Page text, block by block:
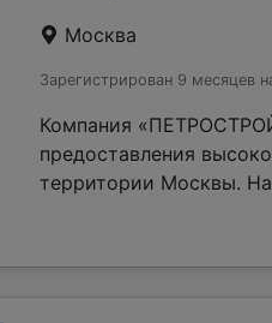
Москва
Зарегистрирован 9 месяцев
Компания
предоставления
территории Москвы.